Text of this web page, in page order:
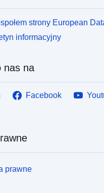
strony European
informacyjny
nas na
Facebook
prawne